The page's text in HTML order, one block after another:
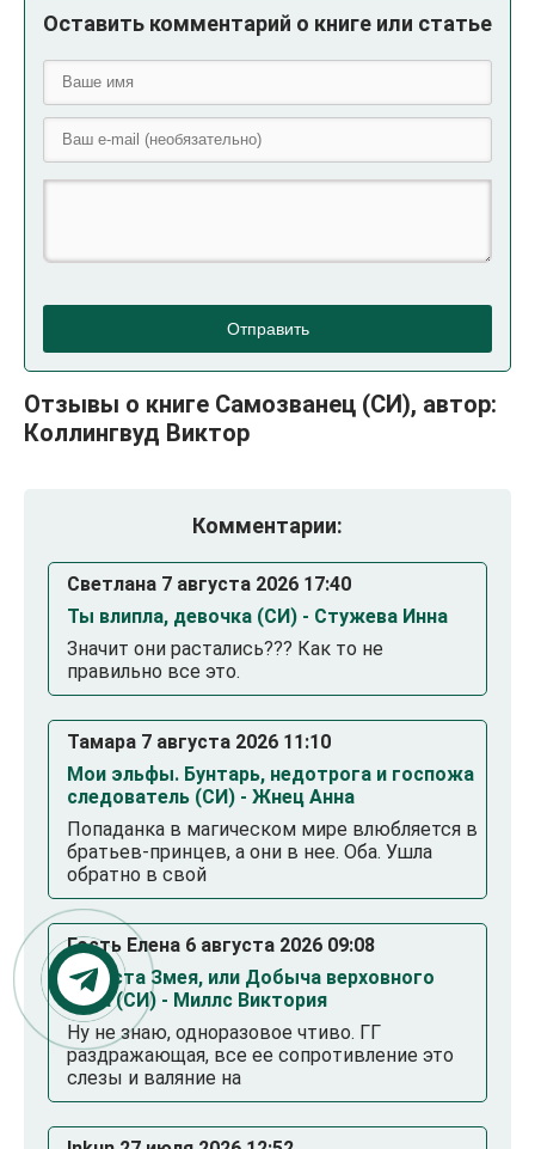
Оставить комментарий о книге или статье
Отправить
Отзывы о книге Самозванец (СИ), автор:
Коллингвуд Виктор
Комментарии:
Светлана 7 августа 2026 17:40
Ты влипла, девочка (СИ) - Стужева Инна
Значит они растались??? Как то не
правильно все это.
Тамара 7 августа 2026 11:10
Мои эльфы. Бунтарь, недотрога и госпожа
следователь (СИ) - Жнец Анна
Попаданка в магическом мире влюбляется в
братьев-принцев, а они в нее. Оба. Ушла
обратно в свой
Гость Елена 6 августа 2026 09:08
Невеста Змея, или Добыча верховного
Нага (СИ) - Миллс Виктория
Ну не знаю, одноразовое чтиво. ГГ
раздражающая, все ее сопротивление это
слезы и валяние на